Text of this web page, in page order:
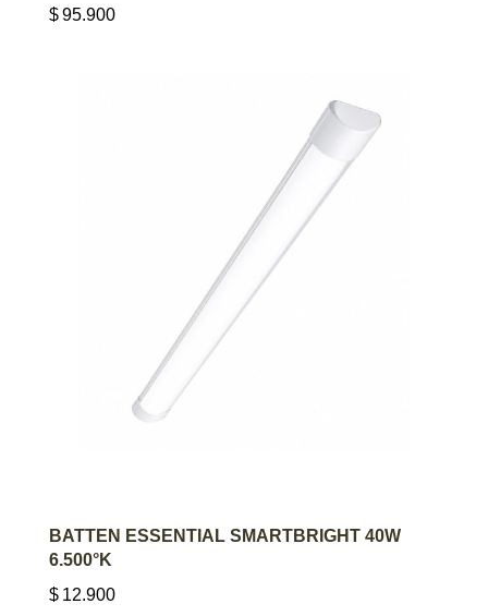
$95.900
AGREGAR AL CARRITO
BATTEN ESSENTIAL SMARTBRIGHT 40W
6.500°K
$ 12.900